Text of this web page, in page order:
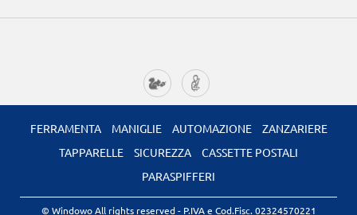
FERRAMENTA MANIGLIE AUTOMAZIONE
ZANZARIERE
TAPPARELLE
SICUREZZA
CASSETTE POSTALI
PARASPIFFERI
© Windowo All rights reserved - P.IVA e Cod.Fisc. 02324570221